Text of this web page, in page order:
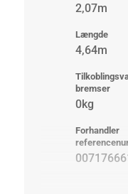
2,07m
Længde
4,64m
bremser
0kg
Forhandler